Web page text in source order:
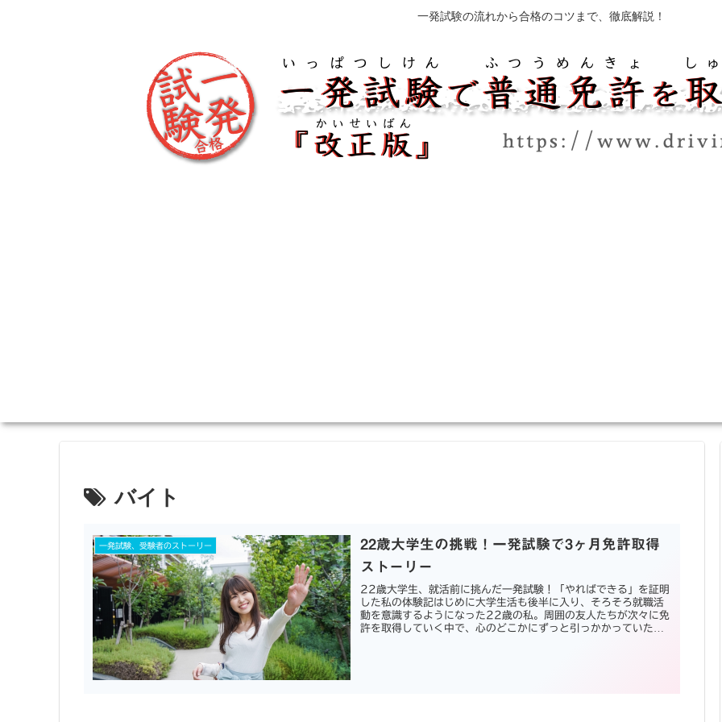
一発試験の流れから合格のコツまで、徹底解説！
バイト
一発試験、受験者のストーリー
22歳大学生の挑戦！一発試験で3ヶ月免許取得
ストーリー
22歳大学生、就活前に挑んだ一発試験！「やればできる」を証明
した私の体験記はじめに大学生活も後半に入り、そろそろ就職活
動を意識するようになった22歳の私。周囲の友人たちが次々に免
許を取得していく中で、心のどこかにずっと引っかかっていたこ